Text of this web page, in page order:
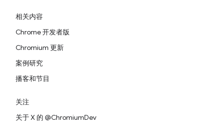
相关内容
Chrome 开发者版
Chromium 更新
案例研究
播客和节目
关注
关于 X 的 @ChromiumDev